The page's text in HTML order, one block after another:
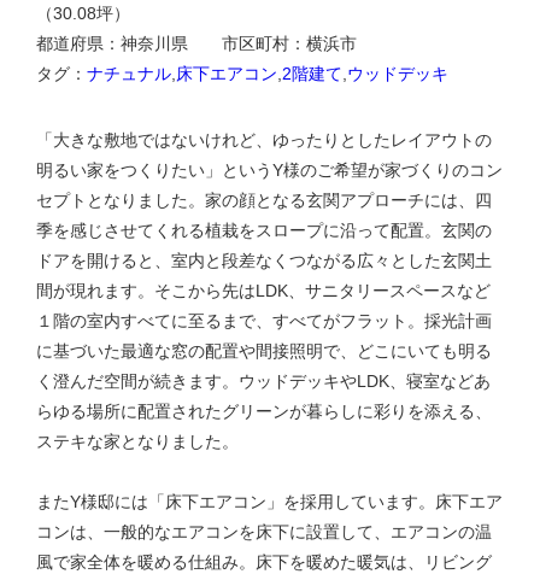
（30.08坪）
都道府県：神奈川県 市区町村：横浜市
タグ： ナチュナル 床下エアコン 2階建て ウッドデッキ
「大きな敷地ではないけれど、ゆったりとしたレイアウトの
明るい家をつくりたい」というY様のご希望が家づくりのコン
セプトとなりました。家の顔となる玄関アプローチには、四
季を感じさせてくれる植栽をスロープに沿って配置。玄関の
ドアを開けると、室内と段差なくつながる広々とした玄関土
間が現れます。そこから先はLDK、サニタリースペースなど
１階の室内すべてに至るまで、すべてがフラット。採光計画
に基づいた最適な窓の配置や間接照明で、どこにいても明る
く澄んだ空間が続きます。ウッドデッキやLDK、寝室などあ
らゆる場所に配置されたグリーンが暮らしに彩りを添える、
ステキな家となりました。
またY様邸には「床下エアコン」を採用しています。床下エア
コンは、一般的なエアコンを床下に設置して、エアコンの温
風で家全体を暖める仕組み。床下を暖めた暖気は、リビング